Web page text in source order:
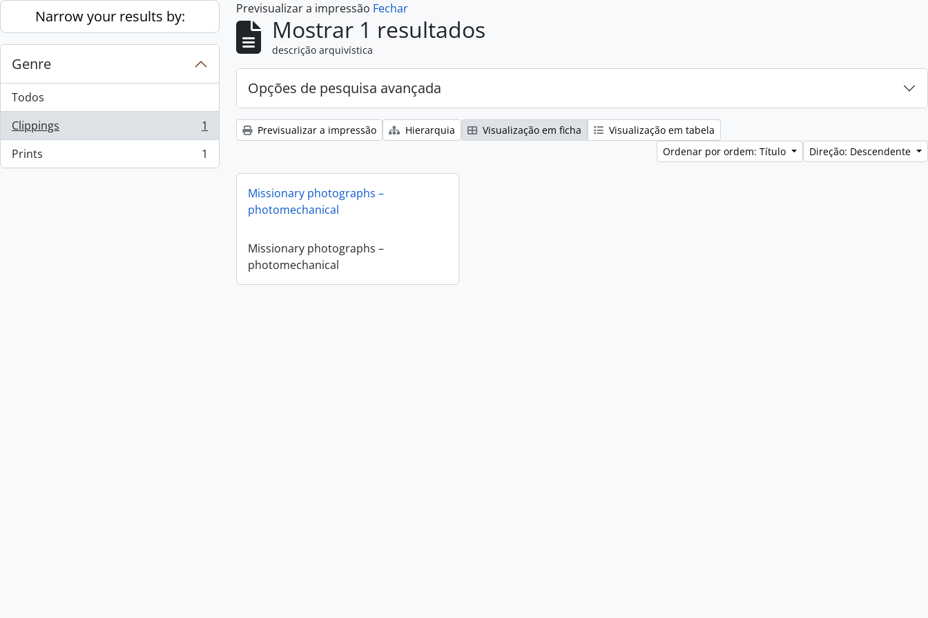
Skip to main content
Narrow your results by:
Genre
Todos
Clippings
, 1 resultados
1
Prints
, 1 resultados 1
Previsualizar a impressão Fechar
Mostrar 1 resultados
descrição arquivística
Opções de pesquisa avançada
Previsualizar a impressão Hierarquia Visualização em ficha
Visualização em tabela
Ordenar por ordem: Título
Direção: Descendente
Missionary photographs –
photomechanical
Missionary photographs –
photomechanical